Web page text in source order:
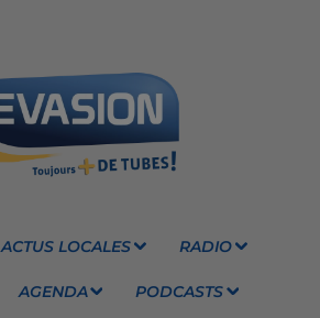
ACTUS LOCALES RADIO
AGENDA PODCASTS